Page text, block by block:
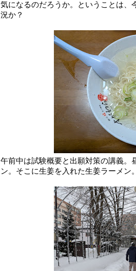
気になるのだろうか。ということは、
況か？
午前中は試験概要と出願対策の講義。
ン。そこに生姜を入れた生姜ラーメン